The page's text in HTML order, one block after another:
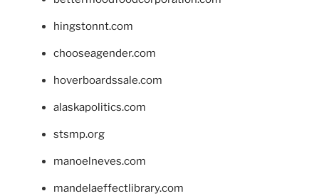
hingstonnt.com
chooseagender.com
hoverboardssale.com
alaskapolitics.com
stsmp.org
manoelneves.com
mandelaeffectlibrary.com